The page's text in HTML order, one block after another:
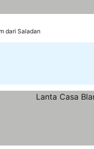
dari Saladan